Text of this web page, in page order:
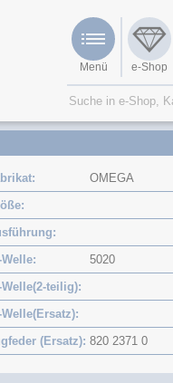
Menü e-Shop
OMEGA
5020
Welle(2-teilig)
Welle(Ersatz)
(Ersatz) 820 2371 0